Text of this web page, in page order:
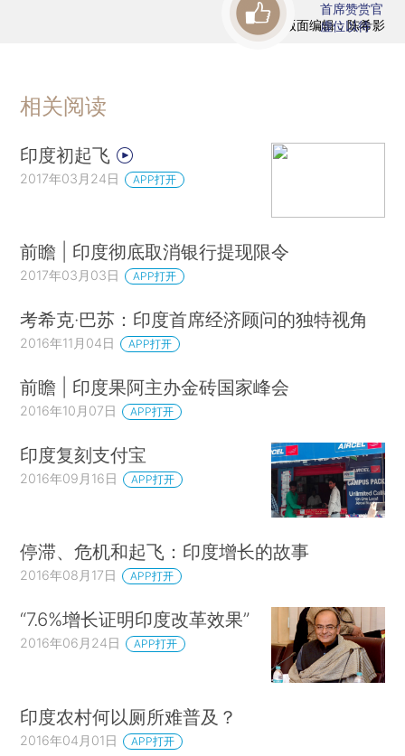
版面编辑：陈希影
首席赞赏官
虚位以待
相关阅读
印度初起飞
2017年03月24日 APP打开
前瞻 | 印度彻底取消银行提现限令
2017年03月03日 APP打开
考希克·巴苏：印度首席经济顾问的独特视角
2016年11月04日 APP打开
前瞻 | 印度果阿主办金砖国家峰会
2016年10月07日 APP打开
印度复刻支付宝
2016年09月16日 APP打开
停滞、危机和起飞：印度增长的故事
2016年08月17日 APP打开
“7.6%增长证明印度改革效果”
2016年06月24日 APP打开
印度农村何以厕所难普及？
2016年04月01日 APP打开